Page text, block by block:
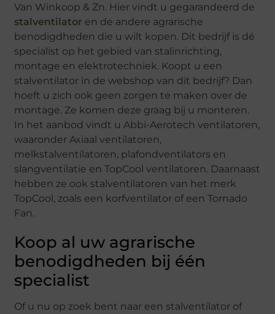
Van Winkoop & Zn. Hier vindt u gegarandeerd de
stalventilator en de andere agrarische
benodigdheden die u wilt kopen. Dit bedrijf is dé
specialist op het gebied van stalinrichting,
montage en elektrotechniek. Koopt u een
stalventilator in de webshop van dit bedrijf? Dan
hoeft u zich ook geen zorgen te maken over de
montage. Ze komen deze graag bij u monteren.
In het aanbod vindt u Abbi-Aerotech ventilatoren,
waaronder Axiaal ventilatoren,
melkstalventilatoren, plafondventilators en
slangventilatie en TopCool ventilatoren. Daarnaast
hebben ze ook stalventilatoren van het merk
TopCool, zoals een korfventilator of een Tornado
Fan.
Koop al uw agrarische
benodigdheden bij één
specialist
Of u nu op zoek bent naar een stalventilator of